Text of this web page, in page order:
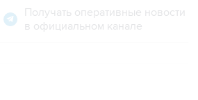
Получать оперативные новости
в официальном канале